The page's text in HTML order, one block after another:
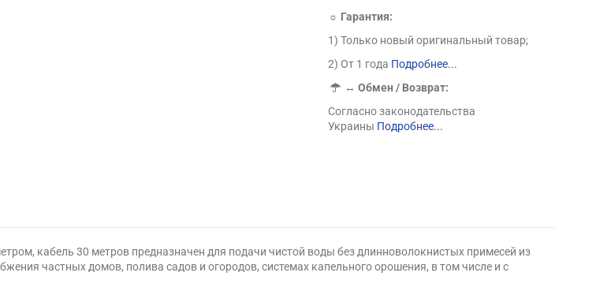
☼ Гарантия:
1) Только новый оригинальный товар;
2) От 1 года Подробнее...
↔Обмен / Возврат:
Согласно законодательства
Украины Подробнее...
кабель 30 метров предназначен для подачи чистой воды без длинноволокнистых примесей из
частных домов, полива садов и огородов, системах капельного орошения, в том числе и с